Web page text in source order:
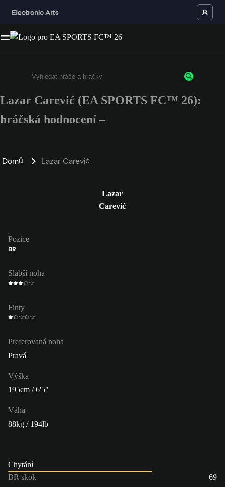
Enter a minimum of 3 characters or numbers
Lazar Carević (EA SPORTS FC™ 26):
hráčská hodnocení –
Domů Lazar Carević
Lazar
Carević
Pozice
BR
Slabší noha
Finty
Preferovaná noha
Pravá
Výška
195cm / 6'5"
Váha
88kg / 194lb
Chytání
BR skok
69